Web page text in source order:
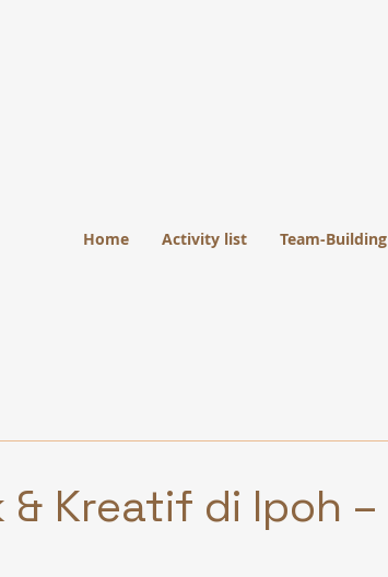
Home Activity list Team-Building
Kreatif di Ipoh –